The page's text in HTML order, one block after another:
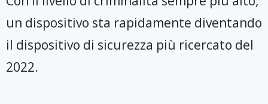
un dispositivo sta rapidamente diventando
il dispositivo di sicurezza più ricercato del
2022.